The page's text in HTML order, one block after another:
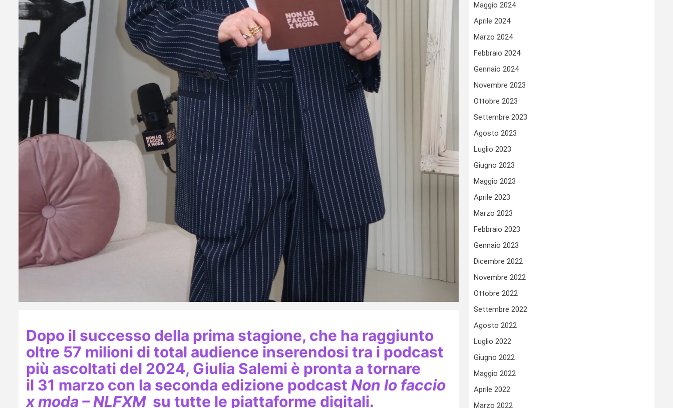
Dopo il successo della prima stagione, che ha raggiunto
oltre 57 milioni di total audience inserendosi tra i podcast
più ascoltati del 2024, Giulia Salemi è pronta a tornare
il 31 marzo con la seconda edizione podcast Non lo faccio
x moda – NLFXMsu tutte le piattaforme digitali.
Maggio 2024
Aprile 2024
Marzo 2024
Febbraio 2024
Gennaio 2024
Novembre 2023
Ottobre 2023
Settembre 2023
Agosto 2023
Luglio 2023
Giugno 2023
Maggio 2023
Aprile 2023
Marzo 2023
Febbraio 2023
Gennaio 2023
Dicembre 2022
Novembre 2022
Ottobre 2022
Settembre 2022
Agosto 2022
Luglio 2022
Giugno 2022
Maggio 2022
Aprile 2022
Marzo 2022